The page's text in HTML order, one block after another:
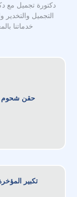
دكتورة تجميل مع
التجميل والتخدير
خدماتنا
حقن شحوم
تكبير